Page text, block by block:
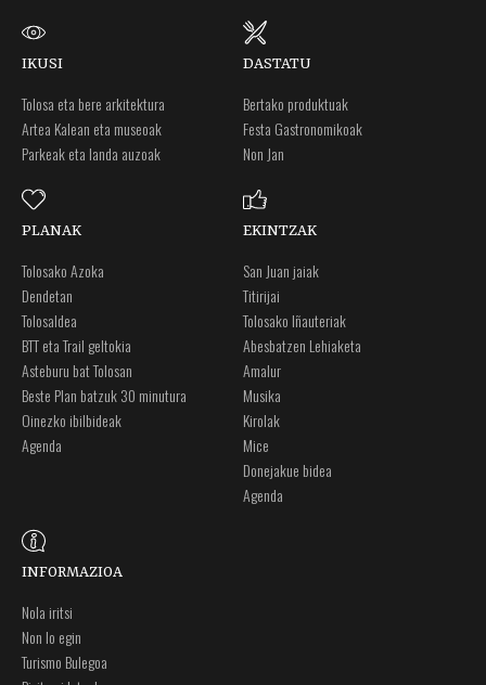
IKUSI
Tolosa eta bere arkitektura
Artea Kalean eta museoak
Parkeak eta landa auzoak
DASTATU
Bertako produktuak
Festa Gastronomikoak
Non Jan
PLANAK
Tolosako Azoka
Dendetan
Tolosaldea
BTT eta Trail geltokia
Asteburu bat Tolosan
Beste Plan batzuk 30 minutura
Oinezko ibilbideak
Agenda
EKINTZAK
San Juan jaiak
Titirijai
Tolosako Iñauteriak
Abesbatzen Lehiaketa
Amalur
Musika
Kirolak
Mice
Donejakue bidea
Agenda
INFORMAZIOA
Nola iritsi
Non lo egin
Turismo Bulegoa